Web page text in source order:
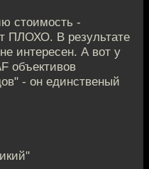
стоимость -
ПЛОХО. В результате
интересен. А вот у
объективов
- он единственый